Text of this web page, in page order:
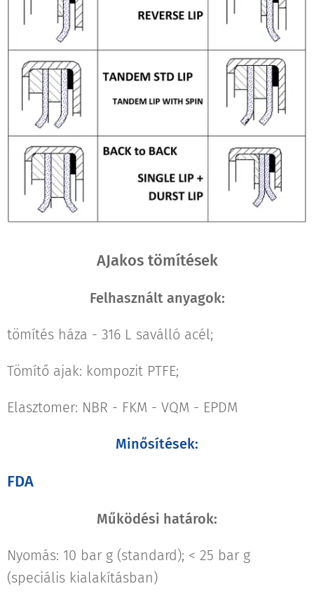
AJakos tömítések
Felhasznált anyagok:
tömítés háza - 316 L saválló acél;
Tömítő ajak: kompozit PTFE;
Elasztomer: NBR - FKM - VQM - EPDM
Minősítések:
FDA
Működési határok:
Nyomás: 10 bar g (standard); < 25 bar g
(speciális kialakításban)